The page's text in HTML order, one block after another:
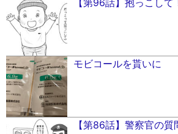
モビコールを貰いに
【第86話】警察官の